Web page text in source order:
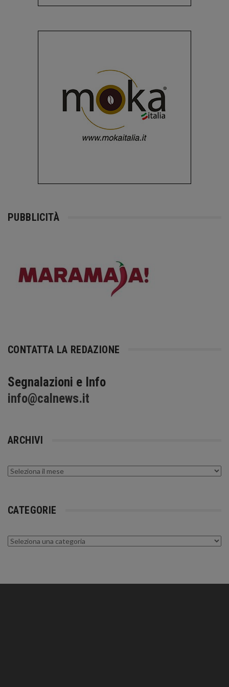
PUBBLICITÀ
CONTATTA LA REDAZIONE
Segnalazioni e Info
info@calnews.it
ARCHIVI
Archivi
CATEGORIE
Categorie